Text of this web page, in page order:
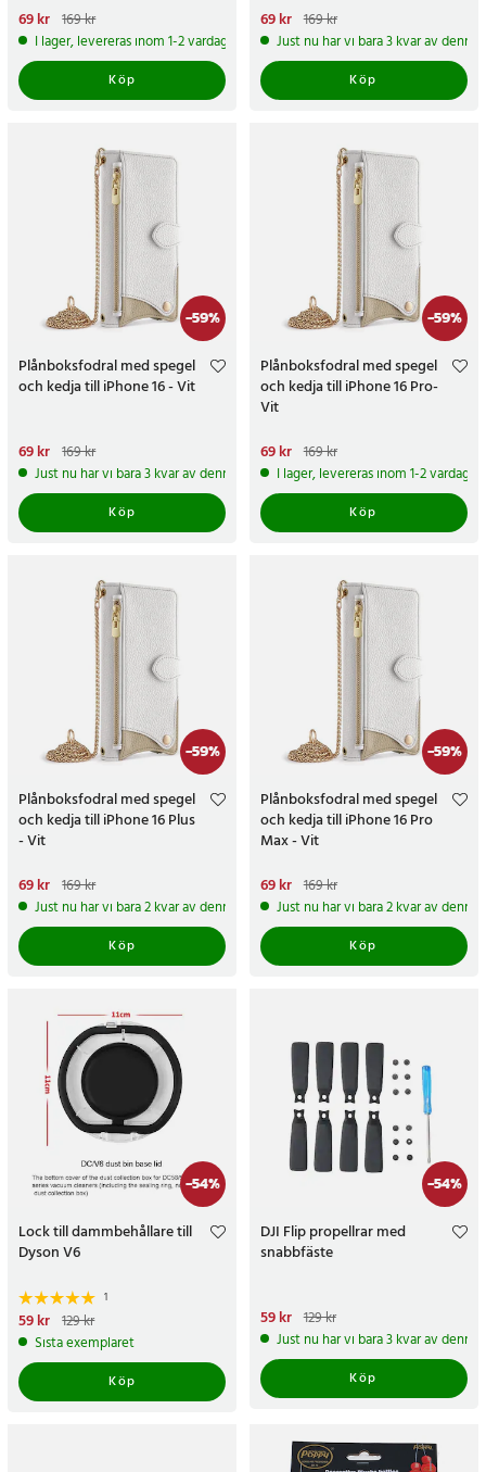
Nuvarande pris
pris:169 kr
69 kr 169 kr
I lager, levereras inom 1-2 vardagar
Köp
Nuvarande pris
pris:169 kr
69 kr 169 kr
Just nu har vi bara 3 kvar av denna
Köp
-59%
Plånboksfodral med spegel
och kedja till iPhone 16 - Vit
Nuvarande pris
pris:169 kr
69 kr 169 kr
Just nu har vi bara 3 kvar av denna produkt
Köp
-59%
Plånboksfodral med spegel
och kedja till iPhone 16 Pro-
Vit
Nuvarande pris
pris:169 kr
69 kr 169 kr
I lager, levereras inom 1-2 vardagar
Köp
-59%
Plånboksfodral med spegel
och kedja till iPhone 16 Plus
- Vit
Nuvarande pris
pris:169 kr
69 kr 169 kr
Just nu har vi bara 2 kvar av denna produkt
Köp
-59%
Plånboksfodral med spegel
och kedja till iPhone 16 Pro
Max - Vit
Nuvarande pris
pris:169 kr
69 kr 169 kr
Just nu har vi bara 2 kvar av denna
Köp
-54%
Lock till dammbehållare till
Dyson V6
1
Nuvarande pris
pris:129 kr
59 kr 129 kr
Sista exemplaret
Köp
-54%
DJI Flip propellrar med
snabbfäste
Nuvarande pris
pris:129 kr
59 kr 129 kr
Just nu har vi bara 3 kvar av denna
Köp